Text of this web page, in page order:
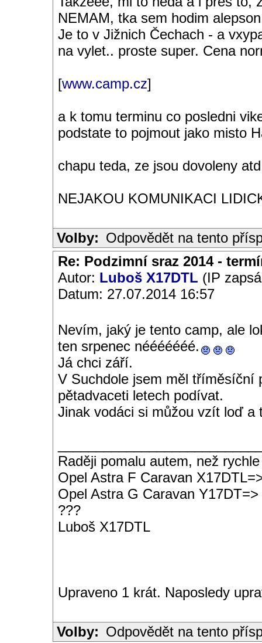
NEMAM, tka sem hodim
Je to v Jižnich Čechach - a
na vylet.. proste super. Cena
[www.camp.cz]
a k tomu terminu co posledni
podstate to pojmout jako misto
chapu teda, ze jsou dovoleny
NEJAKOU KOMUNIKACI
Volby: Odpovědět na tento
Re: Podzimní sraz 2014 -
Autor: Luboš X17DTL (IP
Datum: 27.07.2014 16:57
Nevím, jaký je tento camp, ale
ten srpenec nééééééé.
Já chci září.
V Suchdole jsem měl tříměsíční
pětadvaceti letech podívat.
Jinak vodáci si můžou vzít loď a
Raději pomalu autem, než
Opel Astra F Caravan
Opel Astra G Caravan Y17DT=>
???
Luboš X17DTL
Upraveno 1 krát. Naposledy
Volby: Odpovědět na tento